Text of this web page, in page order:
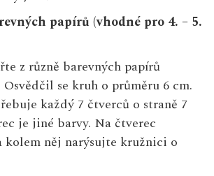
papírů (vhodné pro 4. – 5.
z různě barevných papírů
se kruh o průměru 6 cm.
každý 7 čtverců o straně 7
je jiné barvy. Na čtverec
kolem něj narýsujte kružnici o